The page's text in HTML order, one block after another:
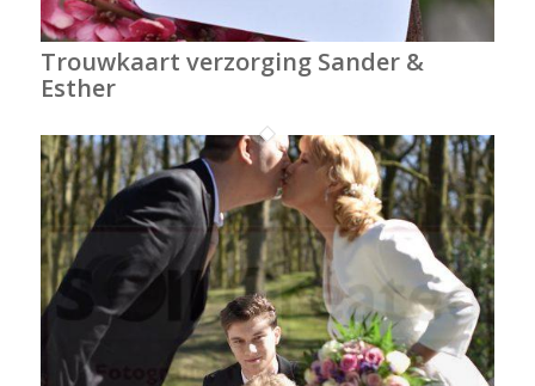
Trouwkaart verzorging Sander &
Esther